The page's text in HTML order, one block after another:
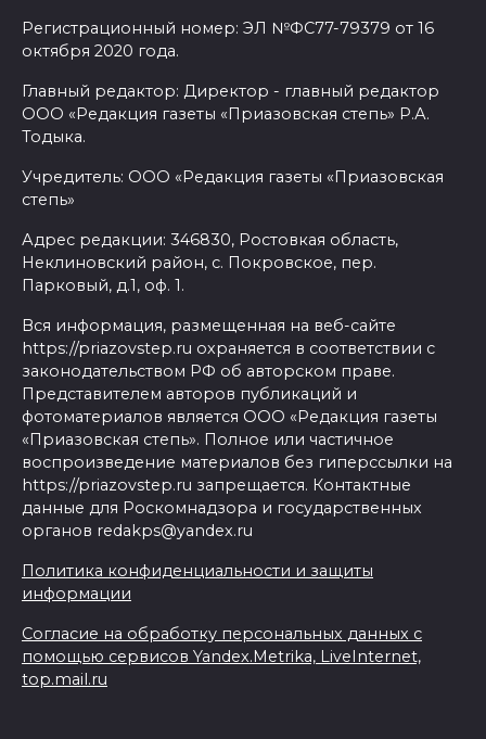
Регистрационный номер: ЭЛ №ФС77-79379 от 16
октября 2020 года.
Главный редактор: Директор - главный редактор
ООО «Редакция газеты «Приазовская степь» Р.А.
Тодыка.
Учредитель: ООО «Редакция газеты «Приазовская
степь»
Адрес редакции: 346830, Ростовкая область,
Неклиновский район, с. Покровское, пер.
Парковый, д.1, оф. 1.
Вся информация, размещенная на веб-сайте
https://priazovstep.ru охраняется в соответствии с
законодательством РФ об авторском праве.
Представителем авторов публикаций и
фотоматериалов является ООО «Редакция газеты
«Приазовская степь». Полное или частичное
воспроизведение материалов без гиперссылки на
https://priazovstep.ru запрещается. Контактные
данные для Роскомнадзора и государственных
органов redakps@yandex.ru
Политика конфиденциальности и защиты
информации
Согласие на обработку персональных данных с
помощью сервисов Yandex.Metrika, LiveInternet,
top.mail.ru